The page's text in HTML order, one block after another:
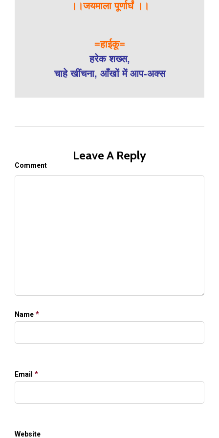
।।जयमाला पूर्णार्घं ।।
=हाईकू=
हरेक शख्स,
चाहे खींचना, आँखों में आप-अक्स
Leave A Reply
Comment
Name *
Email *
Website